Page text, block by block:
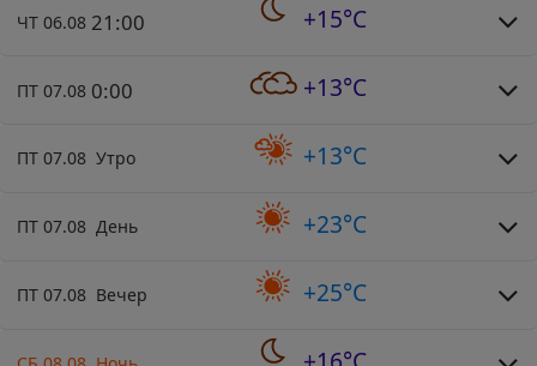
ЧТ 06.08 21:00 +15°C
ПТ 07.08 0:00 +13°C
ПТ 07.08 Утро +13°C
ПТ 07.08 День +23°C
ПТ 07.08 Вечер +25°C